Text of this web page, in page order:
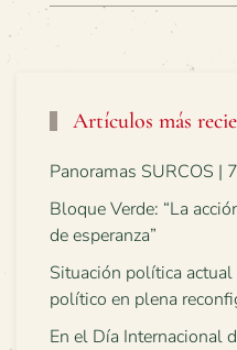
Artículos más
Panoramas SURCOS |
Bloque Verde: “La
de esperanza”
Situación política
político en plena
En el Día Internacional